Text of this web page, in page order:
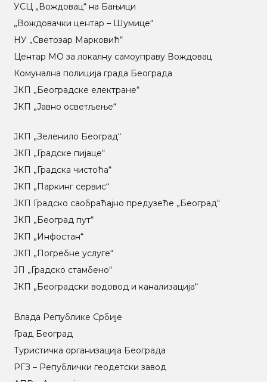
УСЦ „Вождовац“ на Бањици
„Вождовачки центар – Шумице“
НУ „Светозар Марковић“
Центар МO за локалну самоуправу Вождовац
Комунална полиција града Београда
ЈКП „Београдске електране“
ЈКП „Јавно осветљење“
ЈКП „Зеленило Београд“
ЈКП „Градске пијаце“
ЈКП „Градска чистоћа“
ЈКП „Паркинг сервис“
ЈКП Градско саобраћајно предузеће „Београд“
ЈКП „Београд пут“
ЈКП „Инфостан“
ЈКП „Погребне услуге“
ЈП „Градско стамбено“
ЈКП „Београдски водовод и канализација“
Влада Републике Србије
Град Београд
Туристичка организација Београда
РГЗ – Републички геодетски завод